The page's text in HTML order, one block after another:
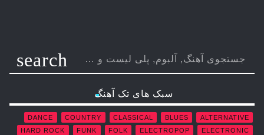
search
سبک های تک آهنگ
ALTERNATIVE
BLUES
CLASSICAL
COUNTRY
DANCE
ELECTRONIC
ELECTROPOP
FOLK
FUNK
HARD ROCK